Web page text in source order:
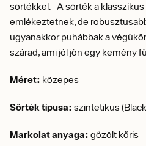
sörtékkel. A sörték a
emlékeztetnek, de
ugyanakkor puhábbak a
szárad, ami jól jön egy kemény
Méret: közepes
Sörték típusa: szintetikus
Markolat anyaga: gőzölt kőris